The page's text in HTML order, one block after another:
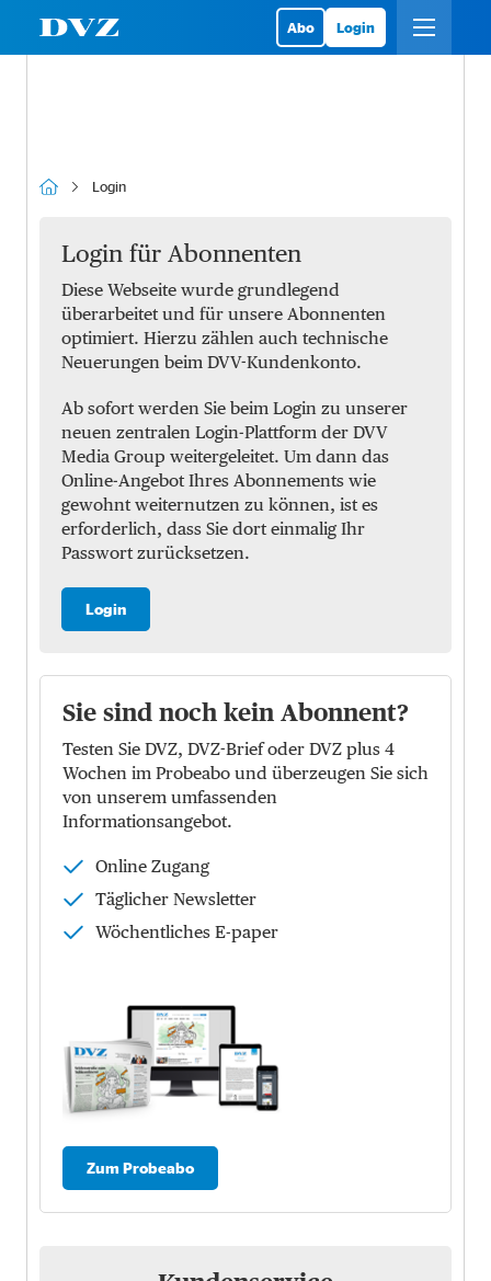
Abo Login
Login
Login für Abonnenten
Diese Webseite wurde grundlegend
überarbeitet und für unsere Abonnenten
optimiert. Hierzu zählen auch technische
Neuerungen beim DVV-Kundenkonto.
Ab sofort werden Sie beim Login zu unserer
neuen zentralen Login-Plattform der DVV
Media Group weitergeleitet. Um dann das
Online-Angebot Ihres Abonnements wie
gewohnt weiternutzen zu können, ist es
erforderlich, dass Sie dort einmalig Ihr
Passwort zurücksetzen.
Login
Sie sind noch kein Abonnent?
Testen Sie DVZ, DVZ-Brief oder DVZ plus 4
Wochen im Probeabo und überzeugen Sie sich
von unserem umfassenden
Informationsangebot.
Online Zugang
Täglicher Newsletter
Wöchentliches E-paper
Zum Probeabo